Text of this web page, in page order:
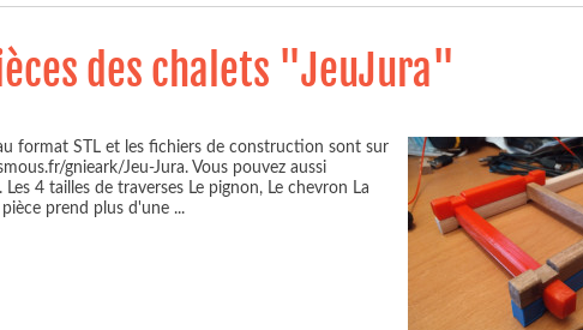
des chalets "JeuJura"
format STL et les fichiers de construction sont sur
gnieark/Jeu-Jura. Vous pouvez aussi
4 tailles de traverses Le pignon, Le chevron La
prend plus d'une ...